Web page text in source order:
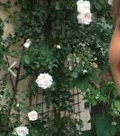
Hatha Yoga - 17:30
Du machst das
Koshi
verwenden Liebe
Hatha Yoga - 19:00